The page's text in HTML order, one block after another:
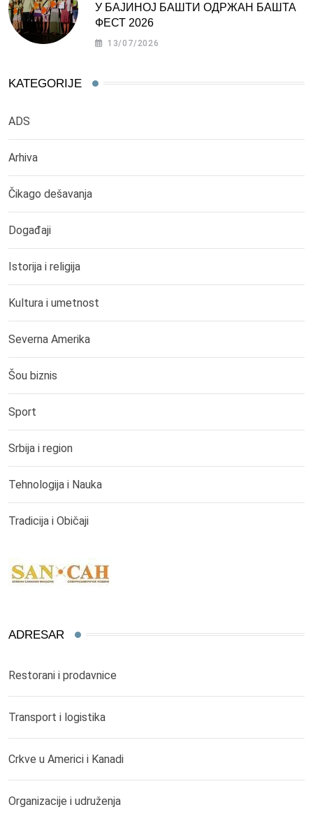
У БАЈИНОЈ БАШТИ ОДРЖАН БАШТА
ФЕСТ 2026
13/07/2026
KATEGORIJE
ADS
Arhiva
Čikago dešavanja
Događaji
Istorija i religija
Kultura i umetnost
Severna Amerika
Šou biznis
Sport
Srbija i region
Tehnologija i Nauka
Tradicija i Običaji
ADRESAR
Restorani i prodavnice
Transport i logistika
Crkve u Americi i Kanadi
Organizacije i udruženja